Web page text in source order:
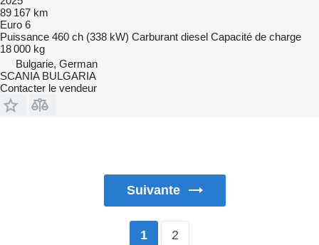
89 167 km
Euro 6
Puissance 460 ch (338 kW) Carburant diesel Capacité de charge
18 000 kg
Bulgarie, German
SCANIA BULGARIA
Contacter le vendeur
Suivante
1 2